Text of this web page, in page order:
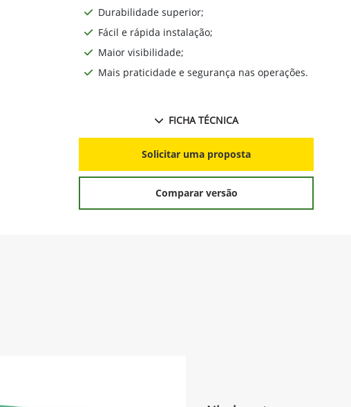
Durabilidade superior;
Fácil e rápida instalação;
Maior visibilidade;
Mais praticidade e segurança nas operações.
FICHA TÉCNICA
Solicitar uma proposta
Comparar versão